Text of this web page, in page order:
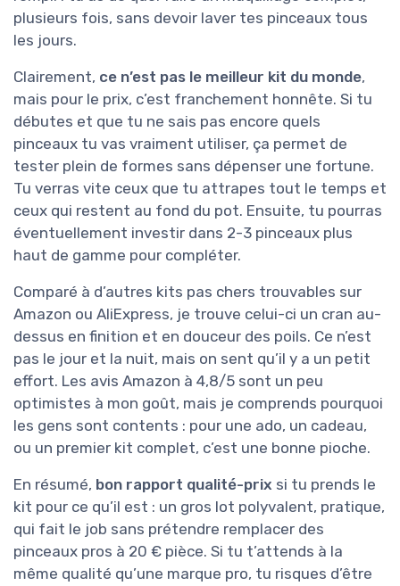
plusieurs fois, sans devoir laver tes pinceaux tous
les jours.
Clairement, ce n’est pas le meilleur kit du monde,
mais pour le prix, c’est franchement honnête. Si tu
débutes et que tu ne sais pas encore quels
pinceaux tu vas vraiment utiliser, ça permet de
tester plein de formes sans dépenser une fortune.
Tu verras vite ceux que tu attrapes tout le temps et
ceux qui restent au fond du pot. Ensuite, tu pourras
éventuellement investir dans 2-3 pinceaux plus
haut de gamme pour compléter.
Comparé à d’autres kits pas chers trouvables sur
Amazon ou AliExpress, je trouve celui-ci un cran au-
dessus en finition et en douceur des poils. Ce n’est
pas le jour et la nuit, mais on sent qu’il y a un petit
effort. Les avis Amazon à 4,8/5 sont un peu
optimistes à mon goût, mais je comprends pourquoi
les gens sont contents : pour une ado, un cadeau,
ou un premier kit complet, c’est une bonne pioche.
En résumé, bon rapport qualité-prix si tu prends le
kit pour ce qu’il est : un gros lot polyvalent, pratique,
qui fait le job sans prétendre remplacer des
pinceaux pros à 20 € pièce. Si tu t’attends à la
même qualité qu’une marque pro, tu risques d’être